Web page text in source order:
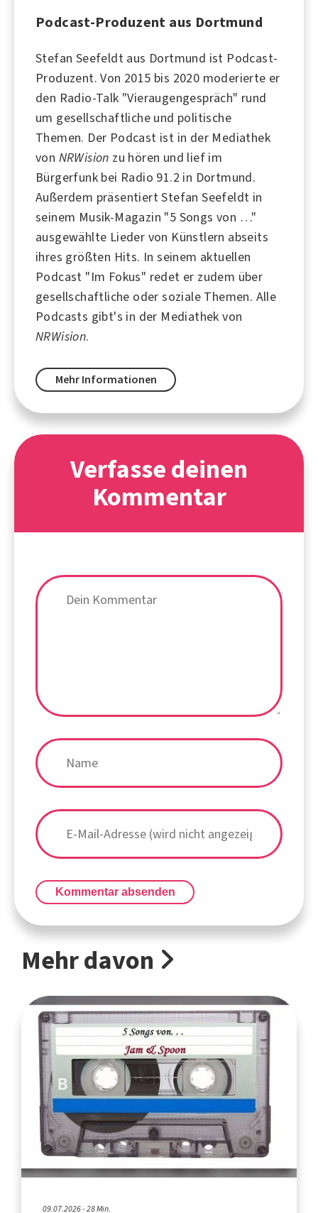
Podcast-Produzent aus Dortmund
Stefan Seefeldt aus Dortmund ist Podcast-
Produzent. Von 2015 bis 2020 moderierte er
den Radio-Talk "Vieraugengespräch" rund
um gesellschaftliche und politische
Themen. Der Podcast ist in der Mediathek
von NRWision zu hören und lief im
Bürgerfunk bei Radio 91.2 in Dortmund.
Außerdem präsentiert Stefan Seefeldt in
seinem Musik-Magazin "5 Songs von …"
ausgewählte Lieder von Künstlern abseits
ihres größten Hits. In seinem aktuellen
Podcast "Im Fokus" redet er zudem über
gesellschaftliche oder soziale Themen. Alle
Podcasts gibt's in der Mediathek von
NRWision.
Mehr Informationen
Verfasse deinen
Kommentar
Kommentar absenden
Mehr davon
09.07.2026 - 28 Min.